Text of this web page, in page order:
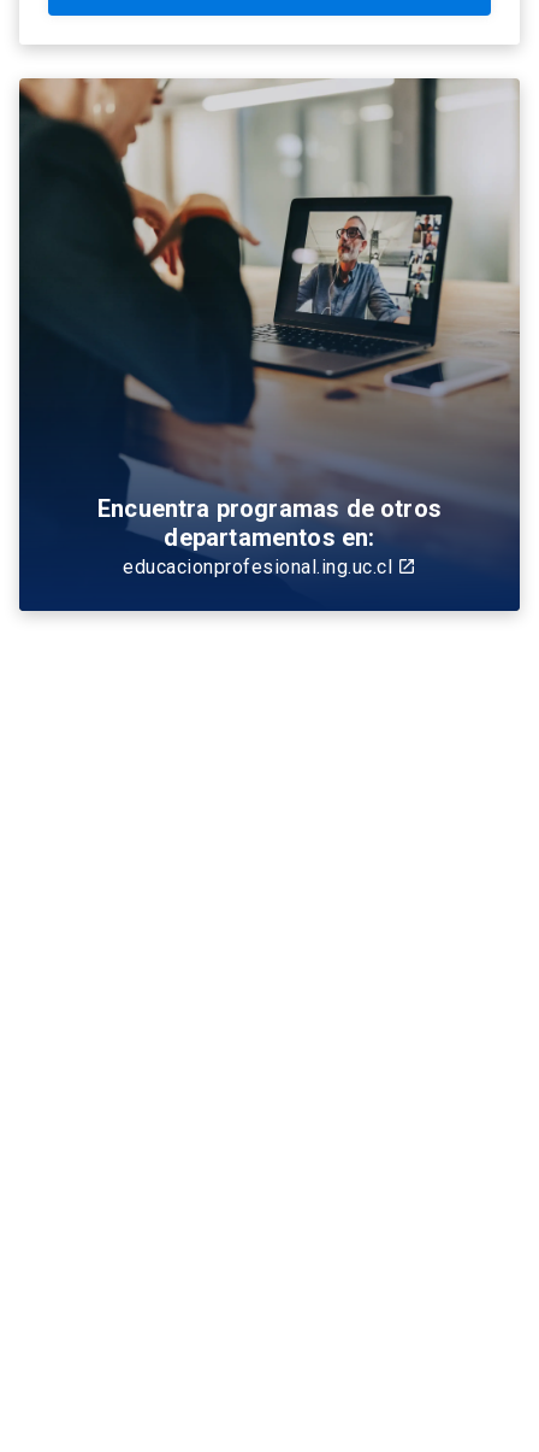
Encuentra programas de otros
departamentos en:
educacionprofesional.ing.uc.cl launch